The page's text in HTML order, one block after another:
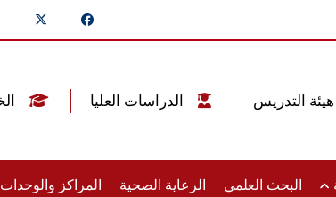
البحث العلمي الرعاية الصحية المراكز والوحدات